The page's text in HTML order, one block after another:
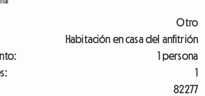
Otro
Habitación en casa del anfitrión
1 persona
1
82277